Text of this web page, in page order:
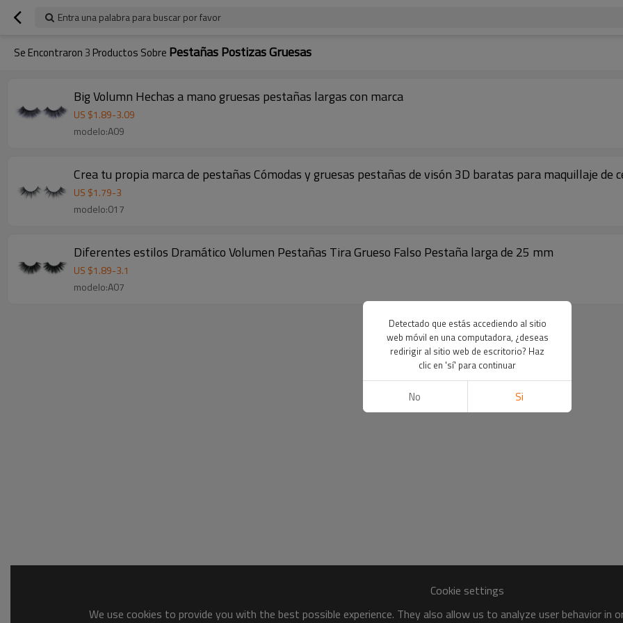
Entra una palabra para buscar por favor
Se Encontraron3 Productos Sobre Pestañas Postizas Gruesas
Big Volumn Hechas a mano gruesas pestañas largas con marca
US $1.89-3.09
modelo:A09
Crea tu propia marca de pestañas Cómodas y gruesas pestañas de visón 3D baratas para maquillaje de
US $1.79-3
modelo:017
Diferentes estilos Dramático Volumen Pestañas Tira Grueso Falso Pestaña larga de 25 mm
US $1.89-3.1
modelo:A07
Cookie settings
We use cookies to provide you with the best possible experience. They also allow us to analyze user behavior
Detectado que estás accediendo al sitio
web móvil en una computadora, ¿deseas
redirigir al sitio web de escritorio? Haz
clic en 'sí' para continuar
No Si